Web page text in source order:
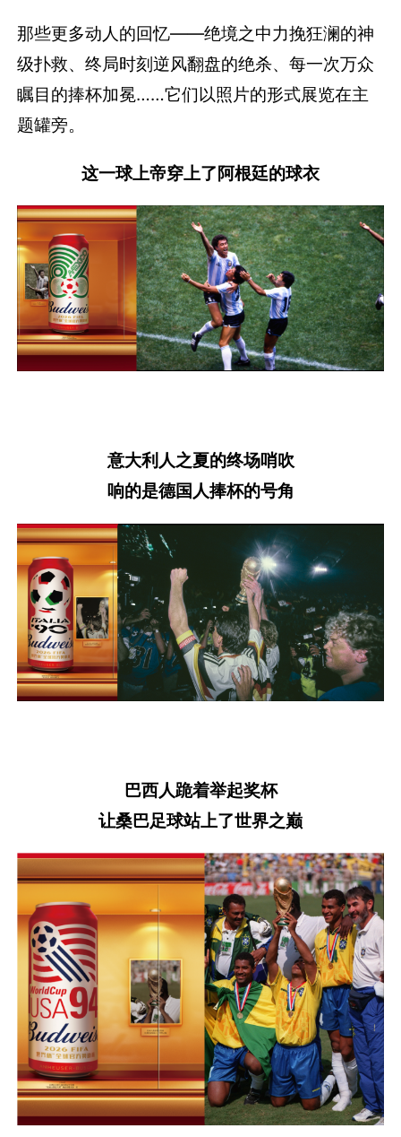
那些更多动人的回忆——绝境之中力挽狂澜的神
级扑救、终局时刻逆风翻盘的绝杀、每一次万众
瞩目的捧杯加冕……它们以照片的形式展览在主
题罐旁。
这一球上帝穿上了阿根廷的球衣
意大利人之夏的终场哨吹
响的是德国人捧杯的号角
巴西人跪着举起奖杯
让桑巴足球站上了世界之巅